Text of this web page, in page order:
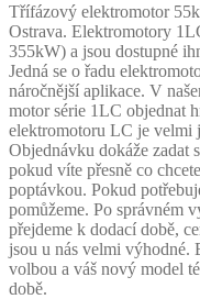
Třífázový elektromotor
Ostrava. Elektromotory
355kW) a jsou dostupné
Jedná se o řadu
náročnější aplikace. V
motor série 1LC objednat
elektromotoru LC je velmi
Objednávku dokáže zadat
pokud víte přesně co
poptávkou. Pokud
pomůžeme. Po správném
přejdeme k dodací době,
jsou u nás velmi výhodné.
volbou a váš nový model
době.